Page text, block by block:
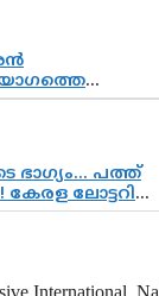
ഭാഗ്യം… പത്ത്
ലോട്ടറി
ചെയ്ത്